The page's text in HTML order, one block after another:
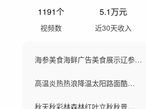
1191个
视频数
5.1万元
近30天收入
海参美食海鲜广告美食展示辽参海鲜美食海参
高温炎热热浪降温太阳路面酷暑烈日高温预警
秋天秋彩林森林红叶立秋秋景大山云海山林秋